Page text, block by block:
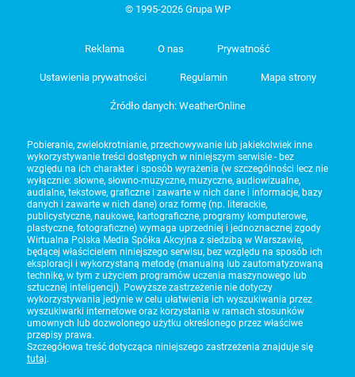
© 1995-2026 Grupa WP
Reklama O nas Prywatność
Ustawienia prywatności Regulamin Mapa strony
Źródło danych: WeatherOnline
Pobieranie, zwielokrotnianie, przechowywanie lub jakiekolwiek inne
wykorzystywanie treści dostępnych w niniejszym serwisie - bez
względu na ich charakter i sposób wyrażenia (w szczególności lecz nie
wyłącznie: słowne, słowno-muzyczne, muzyczne, audiowizualne,
audialne, tekstowe, graficzne i zawarte w nich dane i informacje, bazy
danych i zawarte w nich dane) oraz formę (np. literackie,
publicystyczne, naukowe, kartograficzne, programy komputerowe,
plastyczne, fotograficzne) wymaga uprzedniej i jednoznacznej zgody
Wirtualna Polska Media Spółka Akcyjna z siedzibą w Warszawie,
będącej właścicielem niniejszego serwisu, bez względu na sposób ich
eksploracji i wykorzystaną metodę (manualną lub zautomatyzowaną
technikę, w tym z użyciem programów uczenia maszynowego lub
sztucznej inteligencji). Powyższe zastrzeżenie nie dotyczy
wykorzystywania jedynie w celu ułatwienia ich wyszukiwania przez
wyszukiwarki internetowe oraz korzystania w ramach stosunków
umownych lub dozwolonego użytku określonego przez właściwe
przepisy prawa.
Szczegółowa treść dotycząca niniejszego zastrzeżenia znajduje się
tutaj.